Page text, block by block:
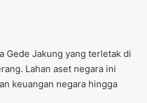
Gede Jakung yang terletak di
Lahan aset negara ini
keuangan negara hingga